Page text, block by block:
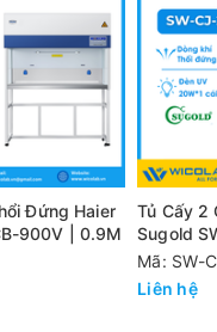
và kiểm soát tốt tốc
dưới
Đứng Haier
900V | 0.9M
Tủ Cấy 2
Sugold
Mã: SW-
Liên hệ